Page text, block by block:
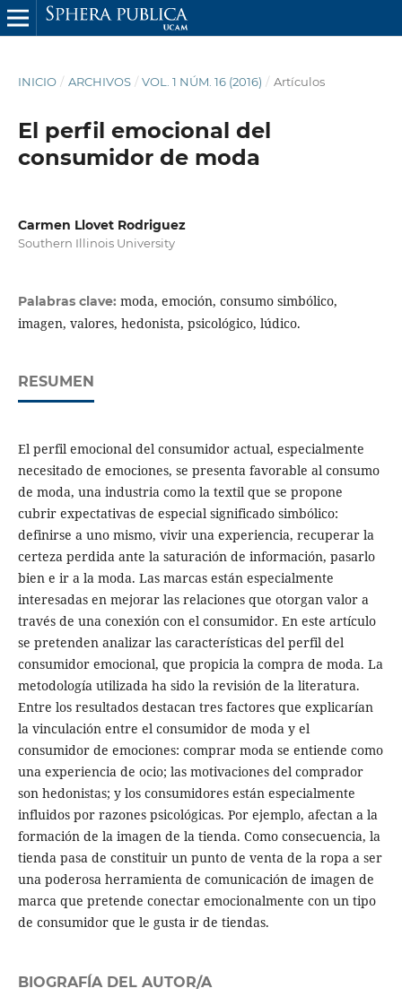
INICIO / ARCHIVOS / VOL. 1 NÚM. 16 (2016) / Artículos
El perfil emocional del
consumidor de moda
Carmen Llovet Rodriguez
Southern Illinois University
Palabras clave: moda, emoción, consumo simbólico,
imagen, valores, hedonista, psicológico, lúdico.
RESUMEN
El perfil emocional del consumidor actual, especialmente
necesitado de emociones, se presenta favorable al consumo
de moda, una industria como la textil que se propone
cubrir expectativas de especial significado simbólico:
definirse a uno mismo, vivir una experiencia, recuperar la
certeza perdida ante la saturación de información, pasarlo
bien e ir a la moda. Las marcas están especialmente
interesadas en mejorar las relaciones que otorgan valor a
través de una conexión con el consumidor. En este artículo
se pretenden analizar las características del perfil del
consumidor emocional, que propicia la compra de moda. La
metodología utilizada ha sido la revisión de la literatura.
Entre los resultados destacan tres factores que explicarían
la vinculación entre el consumidor de moda y el
consumidor de emociones: comprar moda se entiende como
una experiencia de ocio; las motivaciones del comprador
son hedonistas; y los consumidores están especialmente
influidos por razones psicológicas. Por ejemplo, afectan a la
formación de la imagen de la tienda. Como consecuencia, la
tienda pasa de constituir un punto de venta de la ropa a ser
una poderosa herramienta de comunicación de imagen de
marca que pretende conectar emocionalmente con un tipo
de consumidor que le gusta ir de tiendas.
BIOGRAFÍA DEL AUTOR/A